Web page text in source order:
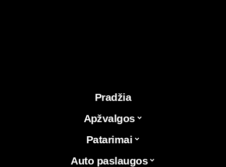
Pradžia
Apžvalgos
Patarimai
Auto paslaugos